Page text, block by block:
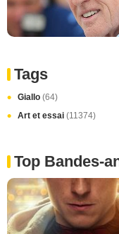
Tags
Giallo (64)
Art et essai (11374)
Top Bandes-